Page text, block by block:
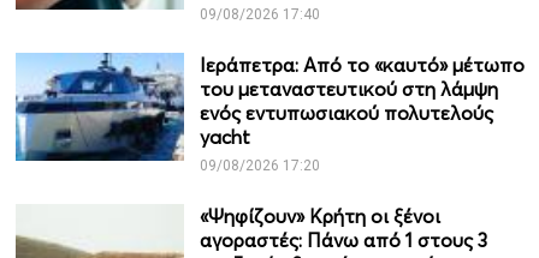
09/08/2026 17:40
Ιεράπετρα: Από το «καυτό» μέτωπο
του μεταναστευτικού στη λάμψη
ενός εντυπωσιακού πολυτελούς
yacht
09/08/2026 17:20
«Ψηφίζουν» Κρήτη οι ξένοι
αγοραστές: Πάνω από 1 στους 3